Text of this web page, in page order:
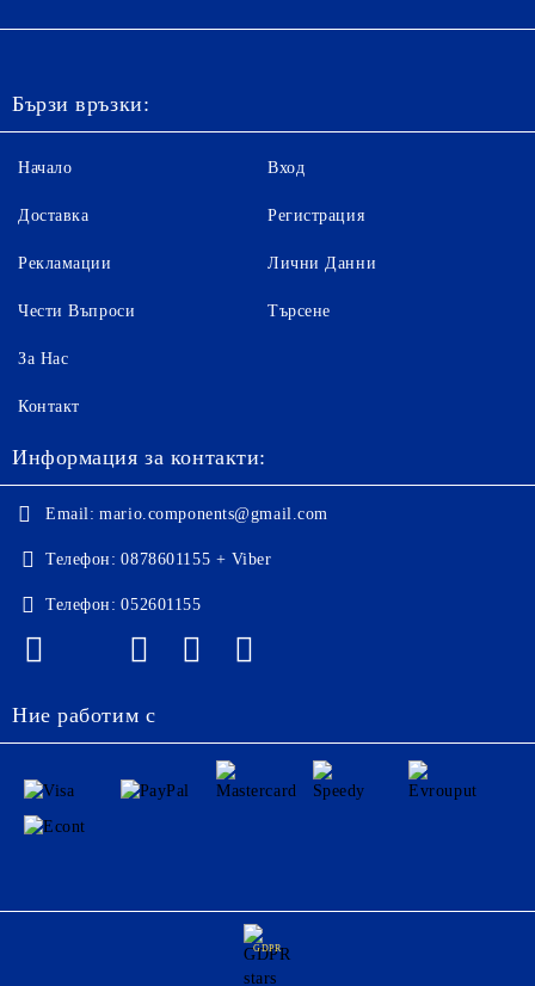
Бързи връзки:
Начало
Доставка
Рекламации
Чести Въпроси
Вход
Регистрация
Лични Данни
Търсене
За Нас
Контакт
Информация за контакти:
Email: mario.components@gmail.com
Телефон: 0878601155 + Viber
Телефон: 052601155
Ние работим с
GDPR